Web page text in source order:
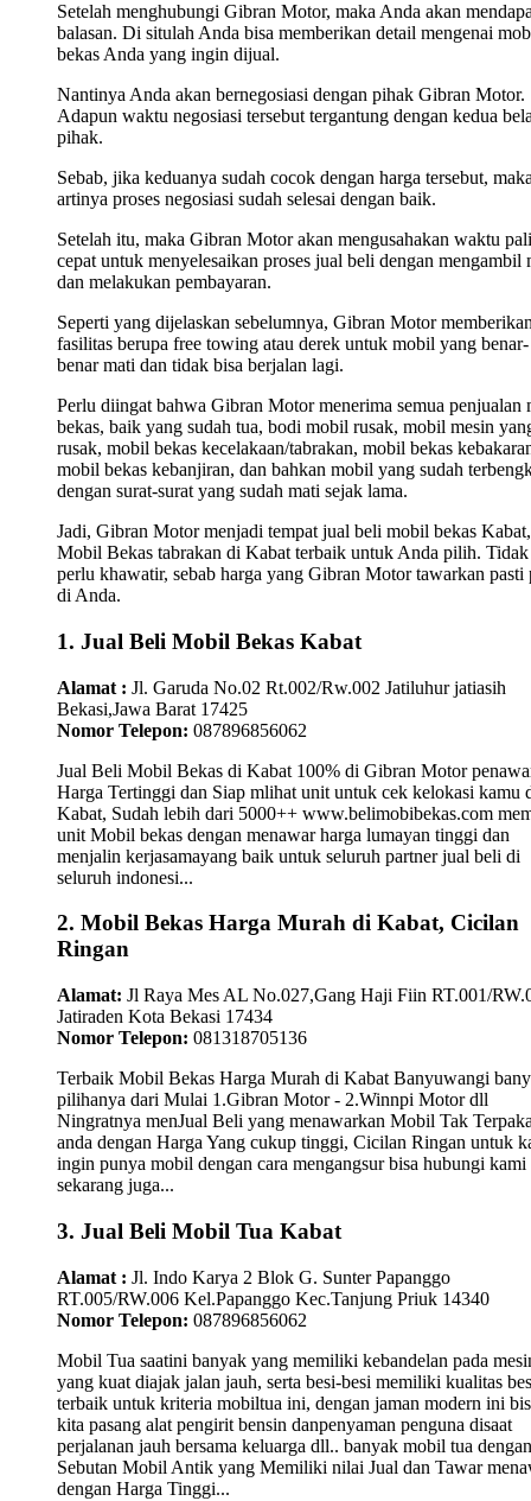
Setelah menghubungi Gibran Motor, maka Anda akan
balasan. Di situlah Anda bisa memberikan detail mengenai
bekas Anda yang ingin dijual.
Nantinya Anda akan bernegosiasi dengan pihak Gibran Motor.
Adapun waktu negosiasi tersebut tergantung dengan kedua
pihak.
Sebab, jika keduanya sudah cocok dengan harga tersebut,
artinya proses negosiasi sudah selesai dengan baik.
Setelah itu, maka Gibran Motor akan mengusahakan waktu
cepat untuk menyelesaikan proses jual beli dengan mengambil
dan melakukan pembayaran.
Seperti yang dijelaskan sebelumnya, Gibran Motor
fasilitas berupa free towing atau derek untuk mobil yang benar-
benar mati dan tidak bisa berjalan lagi.
Perlu diingat bahwa Gibran Motor menerima semua penjualan
bekas, baik yang sudah tua, bodi mobil rusak, mobil mesin
rusak, mobil bekas kecelakaan/tabrakan, mobil bekas
mobil bekas kebanjiran, dan bahkan mobil yang sudah
dengan surat-surat yang sudah mati sejak lama.
Jadi, Gibran Motor menjadi tempat jual beli mobil bekas Kabat,
Mobil Bekas tabrakan di Kabat terbaik untuk Anda pilih. Tidak
perlu khawatir, sebab harga yang Gibran Motor tawarkan pasti
di Anda.
1. Jual Beli Mobil Bekas Kabat
Alamat : Jl. Garuda No.02 Rt.002/Rw.002 Jatiluhur jatiasih
Bekasi,Jawa Barat 17425
Nomor Telepon: 087896856062
Jual Beli Mobil Bekas di Kabat 100% di Gibran Motor
Harga Tertinggi dan Siap mlihat unit untuk cek kelokasi kamu
Kabat, Sudah lebih dari 5000++ www.belimobibekas.com
unit Mobil bekas dengan menawar harga lumayan tinggi dan
menjalin kerjasamayang baik untuk seluruh partner jual beli di
seluruh indonesi...
2. Mobil Bekas Harga Murah di Kabat, Cicilan
Ringan
Alamat: Jl Raya Mes AL No.027,Gang Haji Fiin RT.001/
Jatiraden Kota Bekasi 17434
Nomor Telepon: 081318705136
Terbaik Mobil Bekas Harga Murah di Kabat Banyuwangi
pilihanya dari Mulai 1.Gibran Motor - 2.Winnpi Motor dll
Ningratnya menJual Beli yang menawarkan Mobil Tak
anda dengan Harga Yang cukup tinggi, Cicilan Ringan untuk
ingin punya mobil dengan cara mengangsur bisa hubungi kami
sekarang juga...
3. Jual Beli Mobil Tua Kabat
Alamat : Jl. Indo Karya 2 Blok G. Sunter Papanggo
RT.005/RW.006 Kel.Papanggo Kec.Tanjung Priuk 14340
Nomor Telepon: 087896856062
Mobil Tua saatini banyak yang memiliki kebandelan pada
yang kuat diajak jalan jauh, serta besi-besi memiliki kualitas
terbaik untuk kriteria mobiltua ini, dengan jaman modern ini
kita pasang alat pengirit bensin danpenyaman penguna disaat
perjalanan jauh bersama keluarga dll.. banyak mobil tua dengan
Sebutan Mobil Antik yang Memiliki nilai Jual dan Tawar
dengan Harga Tinggi...